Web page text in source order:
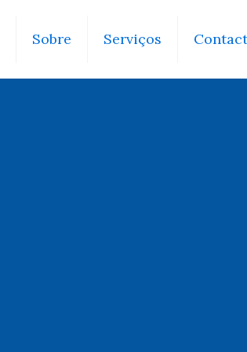
Sobre Serviços